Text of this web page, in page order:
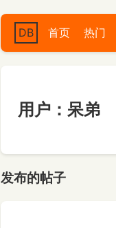
DB 首页 热门
用户：呆弟
发布的帖子